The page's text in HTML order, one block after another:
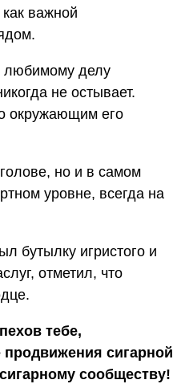
важной
любимому делу
не остывает.
окружающим его
но и в самом
уровне, всегда на
бутылку игристого и
отметил, что
тебе,
сигарной
сообществу!